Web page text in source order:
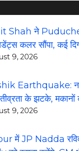
Shah ने
कलर सौंपा, कई
9, 2026
Earthquake:
के झटके, मकानों
9, 2026
में JP Nadda